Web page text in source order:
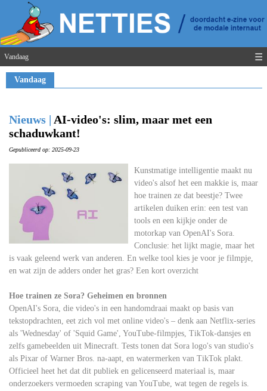
Vandaag ☰
Vandaag
Nieuws | AI-video's: slim, maar met een
schaduwkant!
Gepubliceerd op: 2025-09-23
Kunstmatige intelligentie maakt nu
video's alsof het een makkie is, maar
hoe trainen ze dat beestje? Twee
artikelen duiken erin: een test van
tools en een kijkje onder de
motorkap van OpenAI's Sora.
Conclusie: het lijkt magie, maar het
is vaak geleend werk van anderen. En welke tool kies je voor je filmpje,
en wat zijn de adders onder het gras? Een kort overzicht
Hoe trainen ze Sora? Geheimen en bronnen
OpenAI's Sora, die video's in een handomdraai maakt op basis van
tekstopdrachten, eet zich vol met online video's – denk aan Netflix-series
als 'Wednesday' of 'Squid Game', YouTube-filmpjes, TikTok-dansjes en
zelfs gamebeelden uit Minecraft. Tests tonen dat Sora logo's van studio's
als Pixar of Warner Bros. na-aapt, en watermerken van TikTok plakt.
Officieel heet het dat dit publiek en gelicenseerd materiaal is, maar
onderzoekers vermoeden scraping van YouTube, wat tegen de regels is.